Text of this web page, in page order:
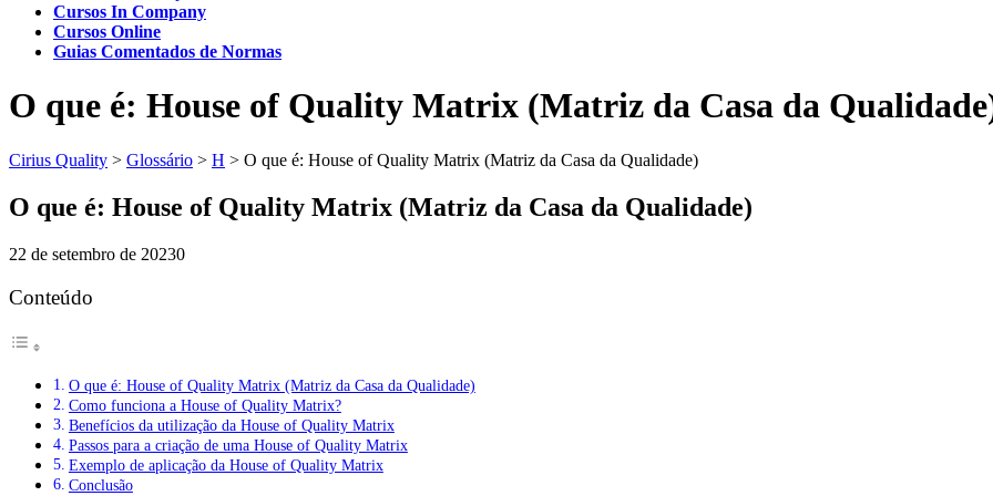
Cursos In Company
Cursos Online
Guias Comentados de Normas
O que é: House of Quality Matrix (Matriz da Casa da
Cirius Quality > Glossário > H > O que é: House of Quality Matrix (Matriz da Casa da Qualidade)
O que é: House of Quality Matrix (Matriz da Casa da Qualidade)
22 de setembro de 20230
Conteúdo
O que é: House of Quality Matrix (Matriz da Casa da Qualidade)
Como funciona a House of Quality Matrix?
Benefícios da utilização da House of Quality Matrix
Passos para a criação de uma House of Quality Matrix
Exemplo de aplicação da House of Quality Matrix
Conclusão